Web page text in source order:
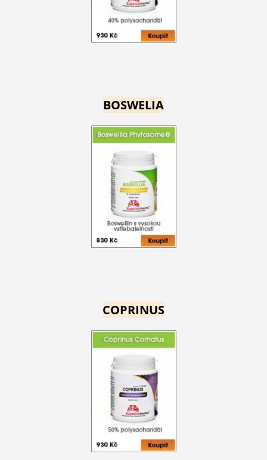
BOSWELIA
COPRINUS